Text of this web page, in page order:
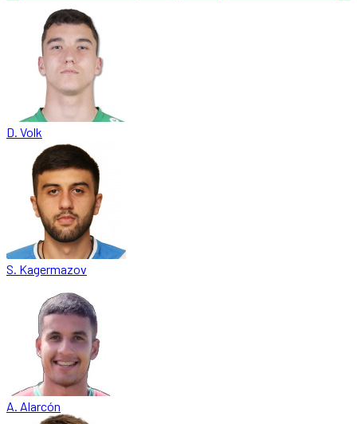
D. Volk
S. Kagermazov
A. Alarcón